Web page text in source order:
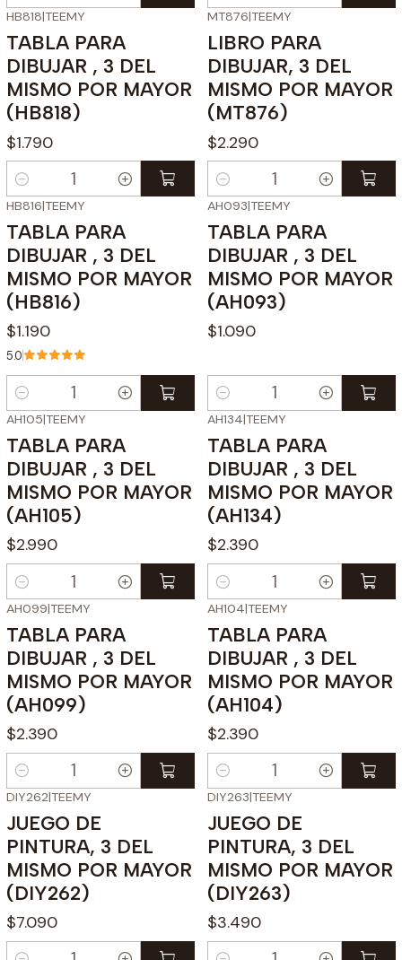
HB818|TEEMY
TABLA PARA
DIBUJAR , 3 DEL
MISMO POR MAYOR
(HB818)
$1.790
Cantidad
MT876|TEEMY
LIBRO PARA
DIBUJAR, 3 DEL
MISMO POR MAYOR
(MT876)
$2.290
Cantidad
HB816|TEEMY
TABLA PARA
DIBUJAR , 3 DEL
MISMO POR MAYOR
(HB816)
$1.190
5.0
Cantidad
AH093|TEEMY
TABLA PARA
DIBUJAR , 3 DEL
MISMO POR MAYOR
(AH093)
$1.090
Cantidad
AH105|TEEMY
TABLA PARA
DIBUJAR , 3 DEL
MISMO POR MAYOR
(AH105)
$2.990
Cantidad
AH134|TEEMY
TABLA PARA
DIBUJAR , 3 DEL
MISMO POR MAYOR
(AH134)
$2.390
Cantidad
AH099|TEEMY
TABLA PARA
DIBUJAR , 3 DEL
MISMO POR MAYOR
(AH099)
$2.390
Cantidad
AH104|TEEMY
TABLA PARA
DIBUJAR , 3 DEL
MISMO POR MAYOR
(AH104)
$2.390
Cantidad
DIY262|TEEMY
JUEGO DE
PINTURA, 3 DEL
MISMO POR MAYOR
(DIY262)
$7.090
DIY263|TEEMY
JUEGO DE
PINTURA, 3 DEL
MISMO POR MAYOR
(DIY263)
$3.490